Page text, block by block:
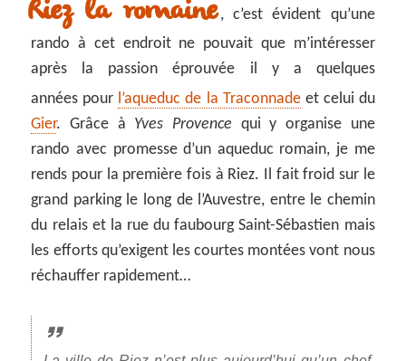
Riez la romaine , c’est évident qu’une
rando à cet endroit ne pouvait que m’intéresser
après la passion éprouvée il y a quelques
années pour l’aqueduc de la Traconnadeet celui du
Gier. Grâce à Yves Provence qui y organise une
rando avec promesse d’un aqueduc romain, je me
rends pour la première fois à Riez. Il fait froid sur le
grand parking le long de l’Auvestre, entre le chemin
du relais et la rue du faubourg Saint-Sébastien mais
les efforts qu’exigent les courtes montées vont nous
réchauffer rapidement…